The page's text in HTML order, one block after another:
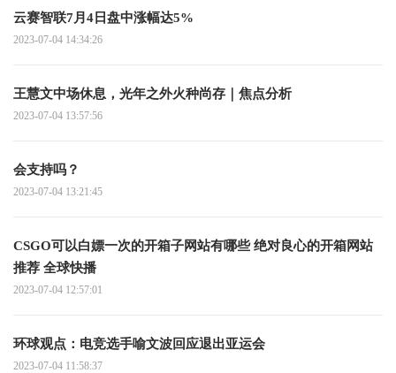
云赛智联7月4日盘中涨幅达5%
2023-07-04 14:34:26
王慧文中场休息，光年之外火种尚存｜焦点分析
2023-07-04 13:57:56
会支持吗？
2023-07-04 13:21:45
CSGO可以白嫖一次的开箱子网站有哪些 绝对良心的开箱网站
推荐 全球快播
2023-07-04 12:57:01
环球观点：电竞选手喻文波回应退出亚运会
2023-07-04 11:58:37